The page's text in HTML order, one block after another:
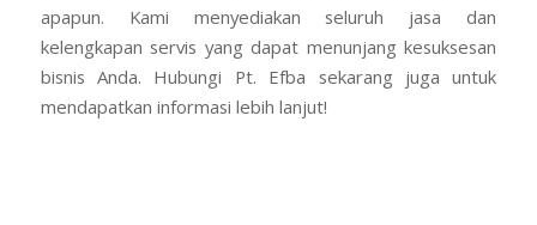
apapun. Kami menyediakan seluruh jasa dan
kelengkapan servis yang dapat menunjang kesuksesan
bisnis Anda. Hubungi Pt. Efba sekarang juga untuk
mendapatkan informasi lebih lanjut!